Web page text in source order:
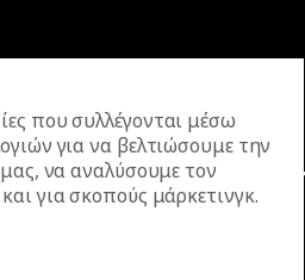
που συλλέγονται μέσω
για να βελτιώσουμε την
να αναλύσουμε τον
για σκοπούς μάρκετινγκ.